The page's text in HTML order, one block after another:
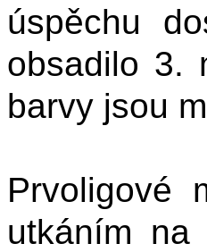
úspěchu
obsadilo 3.
barvy jsou
Prvoligové
utkáním